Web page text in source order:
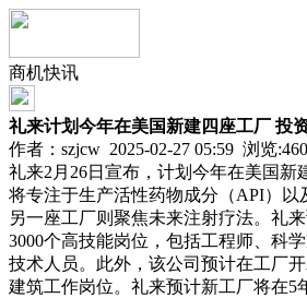
商机快讯
礼来计划今年在美国新建四座工厂 投
作者：szjcw 2025-02-27 05:59 浏览:
礼来2月26日宣布，计划今年在美国新
将专注于生产活性药物成分（API）以
另一座工厂则聚焦未来注射疗法。礼
3000个高技能岗位，包括工程师、科
技术人员。此外，该公司预计在工厂
建筑工作岗位。礼来预计新工厂将在5